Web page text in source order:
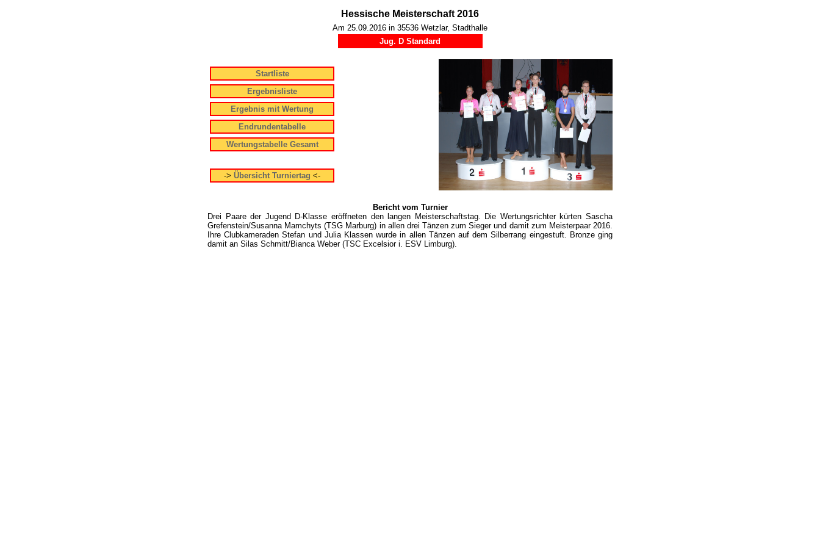
Hessische Meisterschaft 2016
Am 25.09.2016 in 35536 Wetzlar, Stadthalle
Jug. D Standard
Startliste
Ergebnisliste
Ergebnis mit Wertung
Endrundentabelle
Wertungstabelle Gesamt
-> Übersicht Turniertag <-
Bericht vom Turnier
Drei Paare der Jugend D-Klasse eröffneten den langen Meisterschaftstag. Die Wertungsrichter kürten Sascha
Grefenstein/Susanna Mamchyts (TSG Marburg) in allen drei Tänzen zum Sieger und damit zum Meisterpaar 2016.
Ihre Clubkameraden Stefan und Julia Klassen wurde in allen Tänzen auf dem Silberrang eingestuft. Bronze ging
damit an Silas Schmitt/Bianca Weber (TSC Excelsior i. ESV Limburg).